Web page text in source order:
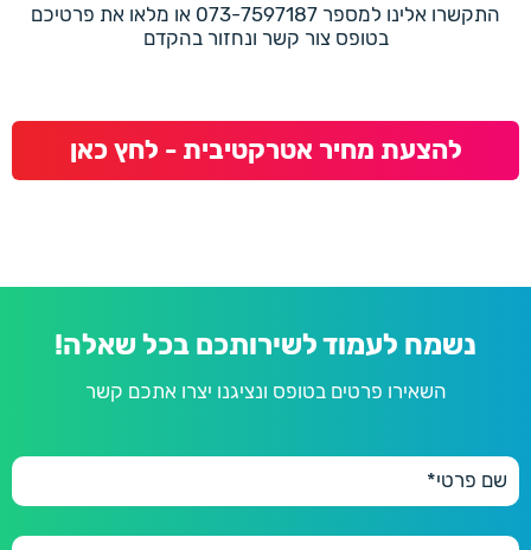
התקשרו אלינו למספר 073-7597187 או מלאו את פרטיכם
בטופס צור קשר ונחזור בהקדם
להצעת מחיר אטרקטיבית - לחץ כאן
נשמח לעמוד לשירותכם בכל שאלה!
השאירו פרטים בטופס ונציגנו יצרו אתכם קשר